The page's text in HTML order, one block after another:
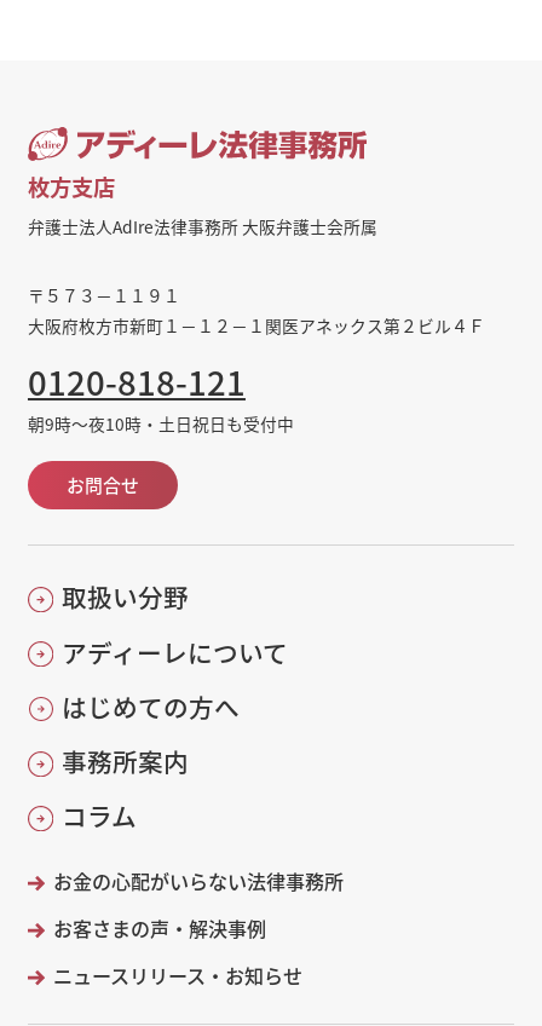
枚方支店
弁護士法人AdIre法律事務所 大阪弁護士会所属
〒５７３－１１９１
大阪府枚方市新町１－１２－１関医アネックス第２ビル４Ｆ
0120-818-121
朝9時～夜10時・土日祝日も受付中
お問合せ
取扱い分野
アディーレについて
はじめての方へ
事務所案内
コラム
お金の心配がいらない法律事務所
お客さまの声・解決事例
ニュースリリース・お知らせ